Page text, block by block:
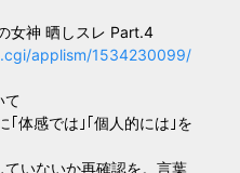
女神 晒しスレ Part.4
applism/1534230099/
て
｢体感では｣｢個人的には｣を
いないか再確認を。言葉